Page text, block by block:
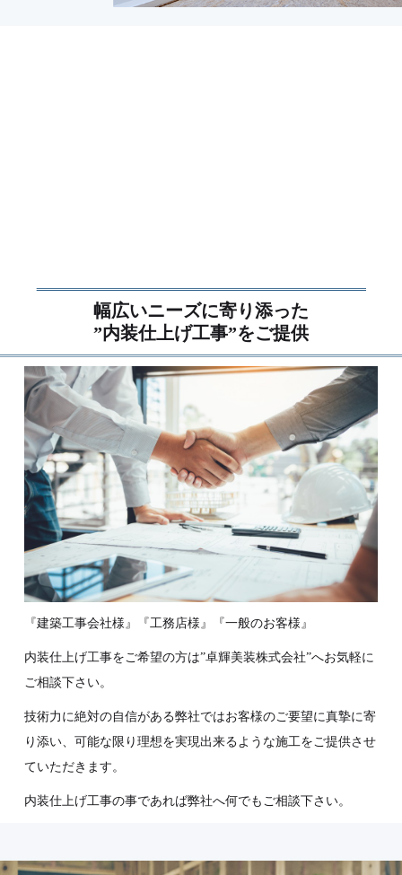
幅広いニーズに寄り添った
”内装仕上げ工事”をご提供
『建築工事会社様』『工務店様』『一般のお客様』
内装仕上げ工事をご希望の方は”卓輝美装株式会社”へお気軽に
ご相談下さい。
技術力に絶対の自信がある弊社ではお客様のご要望に真摯に寄
り添い、可能な限り理想を実現出来るような施工をご提供させ
ていただきます。
内装仕上げ工事の事であれば弊社へ何でもご相談下さい。